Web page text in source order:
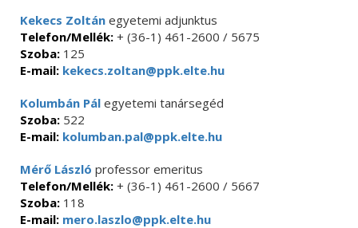
Kekecs Zoltán egyetemi adjunktus
Telefon/Mellék: + (36-1) 461-2600 / 5675
Szoba: 125
E-mail: kekecs.zoltan@ppk.elte.hu
Kolumbán Pál egyetemi tanársegéd
Szoba: 522
E-mail: kolumban.pal@ppk.elte.hu
Mérő László professor emeritus
Telefon/Mellék: + (36-1) 461-2600 / 5667
Szoba: 118
E-mail: mero.laszlo@ppk.elte.hu